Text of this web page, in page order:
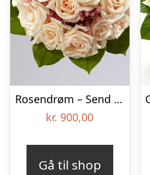
Rosendrøm – Send blomster med Bloomit
kr. 900,00
Gå til shop